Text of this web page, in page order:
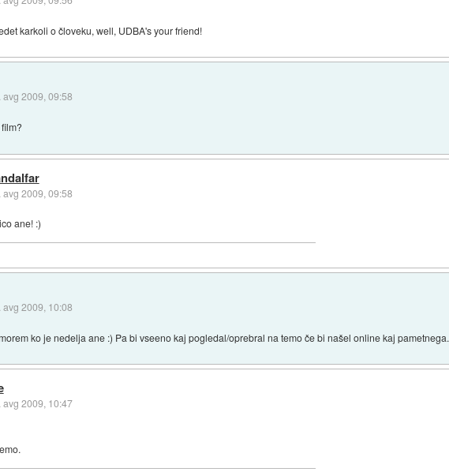
karkoli o človeku, well, UDBA's your friend!
avg 2009, 09:58
avg 2009, 09:58
ane! :)
avg 2009, 10:08
ko je nedelja ane :) Pa bi vseeno kaj pogledal/oprebral na temo če bi našel online kaj pametnega.
avg 2009, 10:47